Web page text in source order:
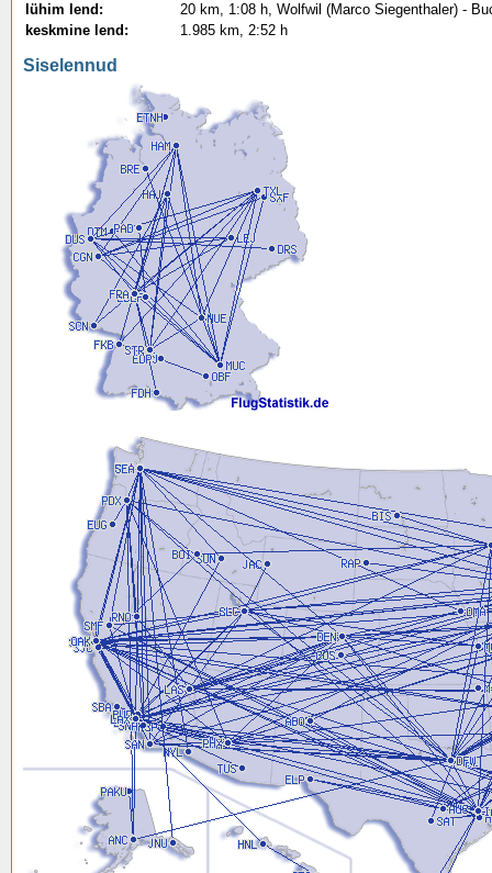
lühim lend:
20 km, 1:08 h, Wolfwil (Marco Siegenthaler) -
keskmine lend:
1.985 km, 2:52 h
Siselennud